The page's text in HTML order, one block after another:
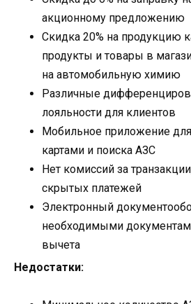
акционному предложению
Скидка 20% на продукцию
продукты и товары в
на автомобильную химию
Различные
лояльности для клиентов
Мобильное приложение
картами и поиска АЗС
Нет комиссий за
скрытых платежей
Электронный
необходимыми
вычета
Недостатки: